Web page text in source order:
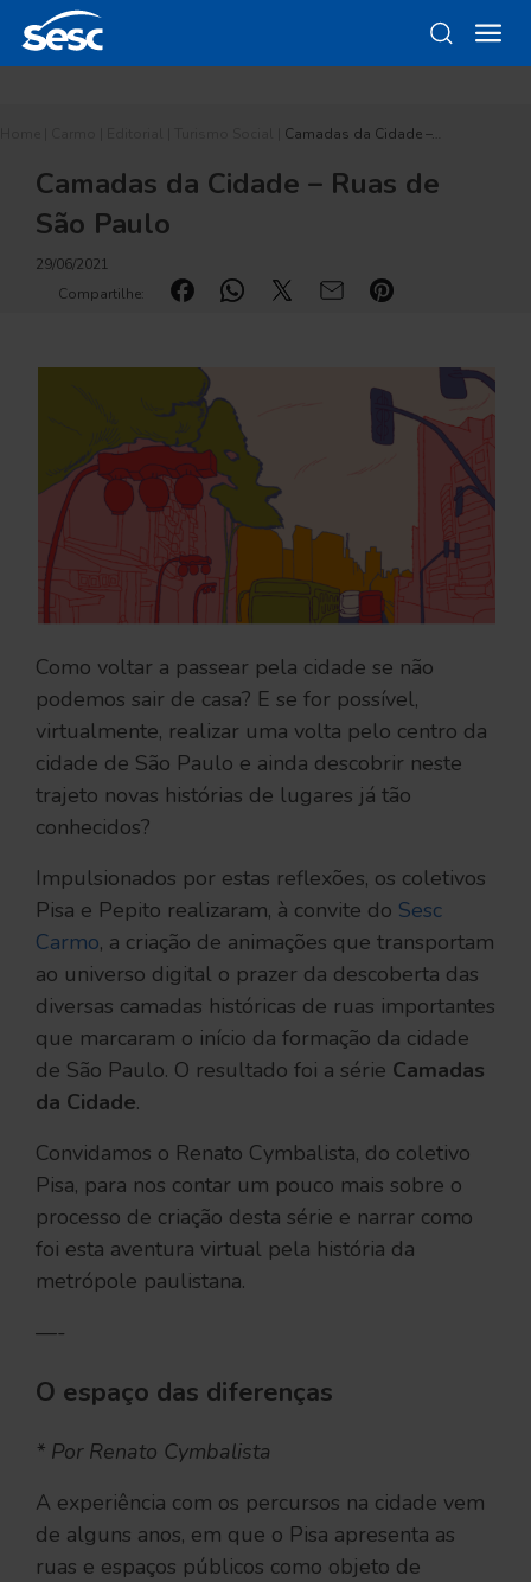
Camadas da Cidade –…
Camadas da Cidade – Ruas de
São Paulo
29/06/2021
Compartilhe:
Como voltar a passear pela cidade se não
podemos sair de casa? E se for possível,
virtualmente, realizar uma volta pelo centro da
cidade de São Paulo e ainda descobrir neste
trajeto novas histórias de lugares já tão
conhecidos?
Impulsionados por estas reflexões, os coletivos
Pisa e Pepito realizaram, à convite do Sesc
Carmo, a criação de animações que transportam
ao universo digital o prazer da descoberta das
diversas camadas históricas de ruas importantes
que marcaram o início da formação da cidade
de São Paulo. O resultado foi a série Camadas
da Cidade.
Convidamos o Renato Cymbalista, do coletivo
Pisa, para nos contar um pouco mais sobre o
processo de criação desta série e narrar como
foi esta aventura virtual pela história da
metrópole paulistana.
—-
O espaço das diferenças
* Por Renato Cymbalista
A experiência com os percursos na cidade vem
de alguns anos, em que o Pisa apresenta as
ruas e espaços públicos como objeto de